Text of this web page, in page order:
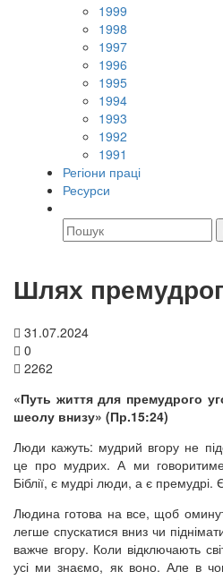
1999
1998
1997
1996
1995
1994
1993
1992
1991
Регіони праці
Ресурси
Шлях
31.07.2024
0
2262
«Путь життя для премудрого
шеолу внизу» (Пр.15:24)
Люди кажуть: мудрий вгору не
це про мудрих. А ми
Біблії, є мудрі люди, а є премудрі.
Людина готова на все, щоб
легше спускатися вниз чи
важче вгору. Коли відключають
усі ми знаємо, як воно. Але в